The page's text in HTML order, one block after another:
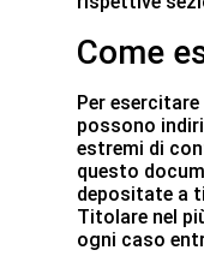
Come
Per
possono
estremi di
questo
depositate a
Titolare nel
ogni caso